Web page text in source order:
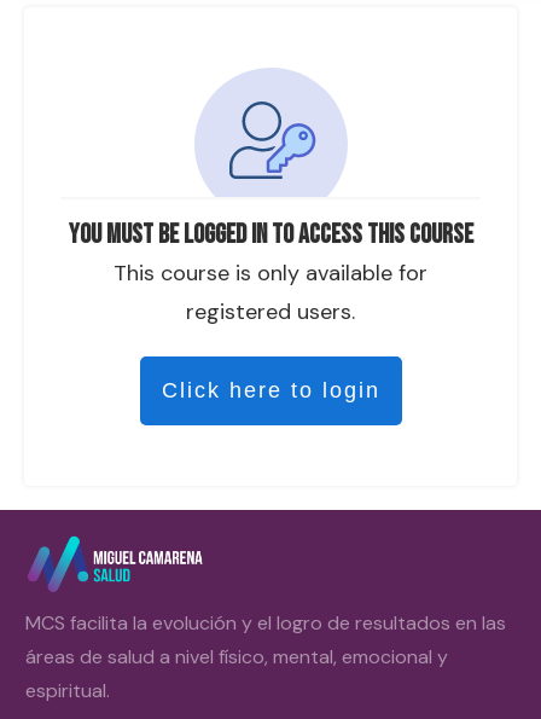
You must be logged in to access this course
This course is only available for
registered users.
Click here to login
MCS facilita la evolución y el logro de resultados en las
áreas de salud a nivel físico, mental, emocional y
espiritual.